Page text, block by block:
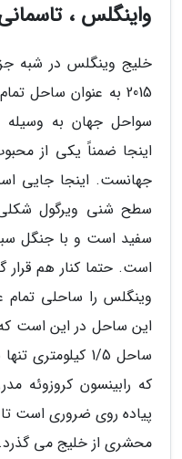
واینگلس ،
خلیج وینگلس در شبه
2015 به عنوان ساحل
سواحل جهان به
اینجا ضمناً یکی از
جهانست. اینجا جایی
سطح شنی ویرگول
سفید است و با جنگل
است. حتما کنار هم
وینگلس را ساحلی
این ساحل در این است
ساحل 1/5
پیاده روی ضروری است
محشری از خلیج می گذرد.